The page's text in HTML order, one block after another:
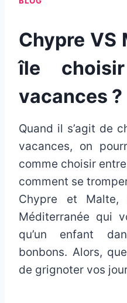
Chypre VS
île
vacances ?
Quand il s’agit de
vacances, on
comme choisir
comment se
Chypre et
Méditerranée qui
qu’un enfant
bonbons. Alors,
de grignoter vos